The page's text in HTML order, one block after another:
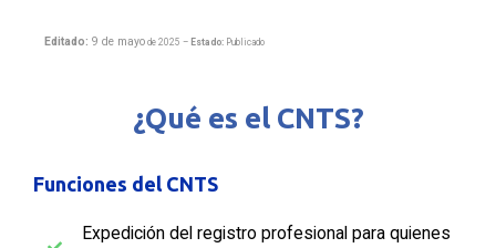
Editado: 9 de mayo de 2025 – Estado: Publicado
¿Qué es el CNTS?
Funciones del CNTS
Expedición del registro profesional para quienes